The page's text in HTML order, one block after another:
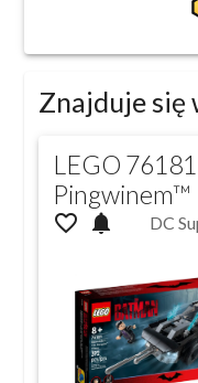
Znajduje się
LEGO
Pingwinem™
favorite_outline notifications
DC